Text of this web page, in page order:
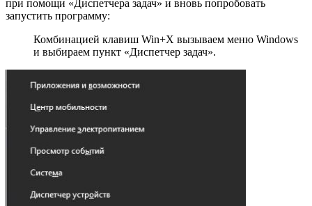
при помощи «Диспетчера задач» и вновь попробовать
запустить программу:
Комбинацией клавиш Win+X вызываем меню Windows
и выбираем пункт «Диспетчер задач».